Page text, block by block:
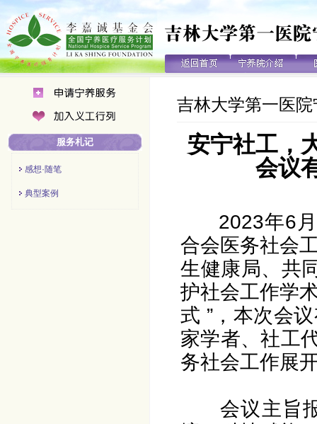
服务札记
感想·随笔
典型案例
吉林大学第一医
安宁社工，
会议
2023年6
合会医务社会
生健康局、共
护社会工作学
式 ”，本次会
家学者、社工
务社会工作展
会议主旨